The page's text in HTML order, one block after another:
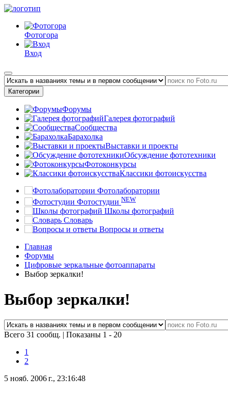
Фотогора
Вход
Категории
Форумы
Галерея фотографий
Сообщества
Барахолка
Выставки и проекты
Обсуждение фототехники
Фотоконкурсы
Классики фотоискусства
Фотолаборатории
Фотостудии NEW
Школы фотографий
Словарь
Вопросы и ответы
Главная
Форумы
Цифровые зеркальные фотоаппараты
Выбор зеркалки!
Выбор зеркалки!
Всего 31 сообщ. | Показаны 1 - 20
1
2
5 нояб. 2006 г., 23:16:48